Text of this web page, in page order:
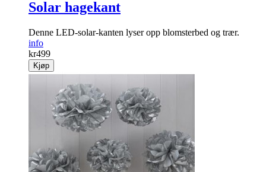
Solar hagekant